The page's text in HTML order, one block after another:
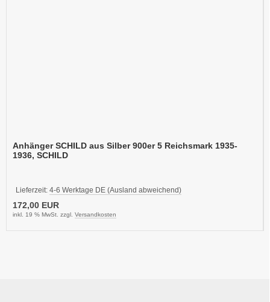
Anhänger SCHILD aus Silber 900er 5 Reichsmark 1935-
1936, SCHILD
Lieferzeit: 4-6 Werktage DE (Ausland abweichend)
172,00 EUR
inkl. 19 % MwSt. zzgl. Versandkosten